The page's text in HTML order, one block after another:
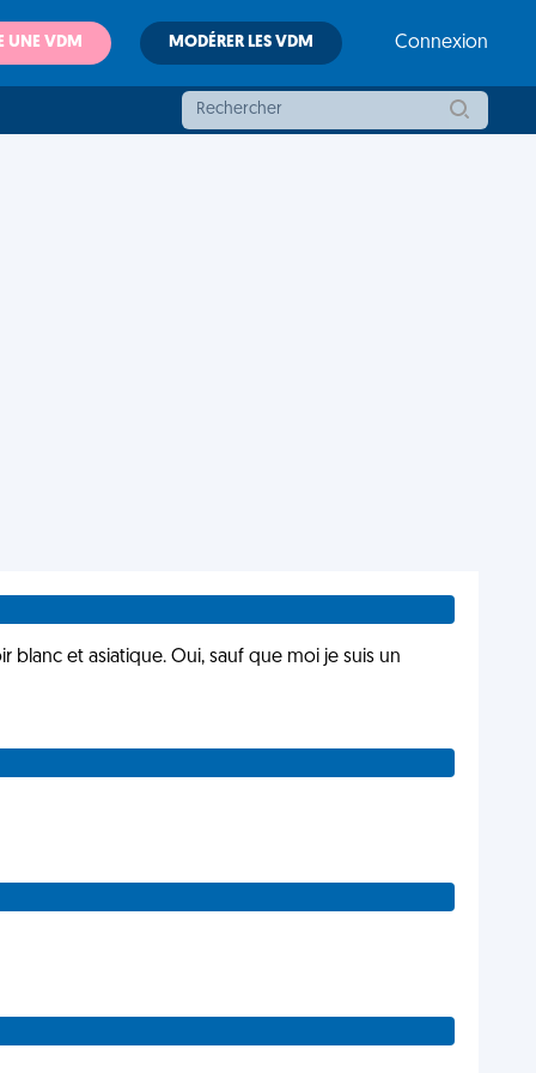
UNE VDM MODÉRER LES VDM Connexion
blanc et asiatique. Oui, sauf que moi je suis un